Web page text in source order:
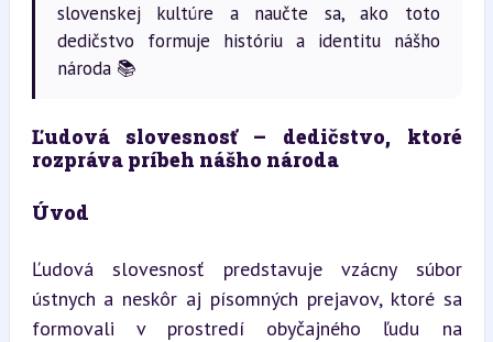
slovenskej kultúre a naučte sa, ako toto
dedičstvo formuje históriu a identitu nášho
národa 📚
Ľudová slovesnosť – dedičstvo, ktoré
rozpráva príbeh nášho národa
Úvod
Ľudová slovesnosť predstavuje vzácny súbor
ústnych a neskôr aj písomných prejavov, ktoré sa
formovali v prostredí obyčajného ľudu na